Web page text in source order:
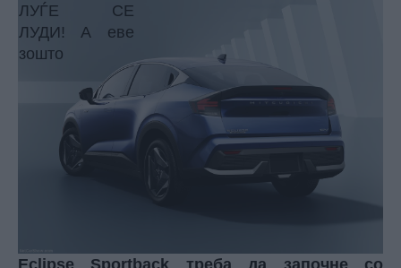
Eclipse Sportback треба да започне со